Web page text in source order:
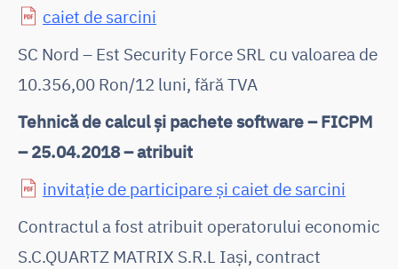
caiet de sarcini
SC Nord – Est Security Force SRL cu valoarea de
10.356,00 Ron/12 luni, fără TVA
Tehnică de calcul și pachete software – FICPM
– 25.04.2018 – atribuit
invitație de participare și caiet de sarcini
Contractul a fost atribuit operatorului economic
S.C.QUARTZ MATRIX S.R.L Iași, contract